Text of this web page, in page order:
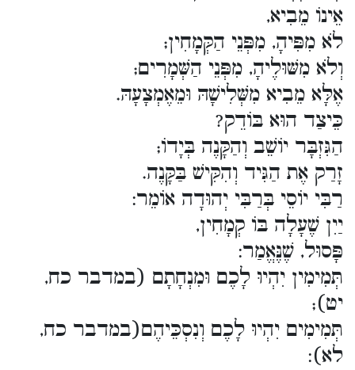
אֵינוֹ מֵבִיא,
לֹא מִפִּיהָ, מִפְּנֵי הַקְּמָחִין;
וְלֹא מִשּׁוּלֶיהָ, מִפְּנֵי הַשְּׁמָרִים;
אֶלָּא מֵבִיא מִשְּׁלִישָׁהּ וּמֵאֶמְצָעָהּ.
כֵּיצַד הוּא בּוֹדֵק?
הַגִּזְבָּר יוֹשֵׁב וְהַקָּנֶה בְּיָדוֹ;
זָרַק אֶת הַגִּיד וְהִקִּישׁ בַּקָּנֶה.
רַבִּי יוֹסֵי בְּרַבִּי יְהוּדָה אוֹמֵר:
יַיִן שֶׁעָלָה בּוֹ קְמָחִין,
פָּסוּל, שֶׁנֶּאֱמַר:
תְּמִימִין יִהְיוּ לָכֶם וּמִנְחָתָם (במדבר כח,
יט);
תְּמִימִים יִהְיוּ לָכֶם וְנִסְכֵּיהֶם(במדבר כח,
לא):